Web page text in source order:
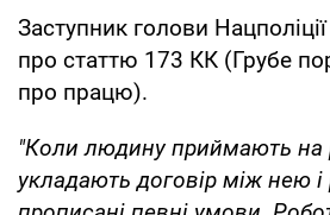
Заступник голови
про статтю 173 КК (Грубе
про працю).
"Коли людину приймають на
укладають договір між нею